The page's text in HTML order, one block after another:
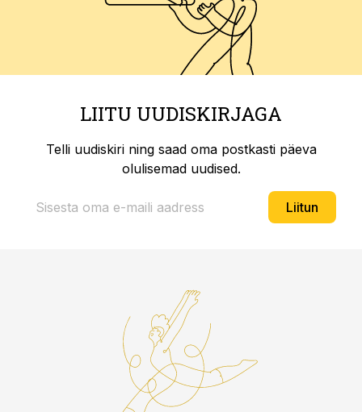
LIITU UUDISKIRJAGA
Telli uudiskiri ning saad oma postkasti päeva
olulisemad uudised.
Liitun